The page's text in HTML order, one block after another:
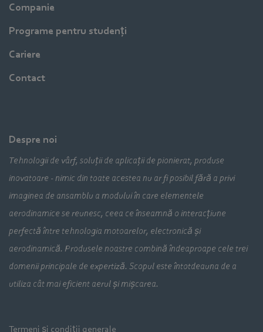
Companie
Programe pentru studenți
Cariere
Contact
Despre noi
Tehnologii de vârf, soluții de aplicații de pionierat, produse
inovatoare - nimic din toate acestea nu ar fi posibil fără a privi
imaginea de ansamblu a modului în care elementele
aerodinamice se reunesc, ceea ce înseamnă o interacțiune
perfectă între tehnologia motoarelor, electronică și
aerodinamică. Produsele noastre combină îndeaproape cele trei
domenii principale de expertiză. Scopul este întotdeauna de a
utiliza cât mai eficient aerul și mișcarea.
Termeni și condiții generale